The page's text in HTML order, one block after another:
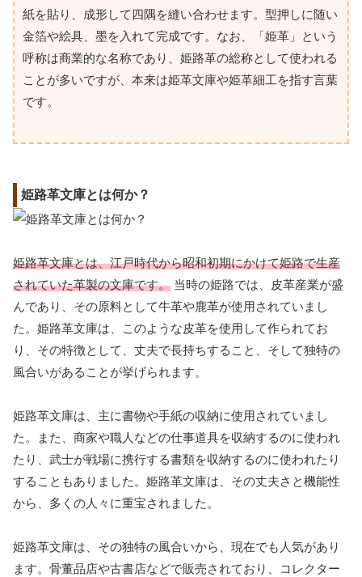
紙を貼り、成形して四隅を縫い合わせます。型押しに随い
金箔や絵具、墨を入れて完成です。なお、「姫革」という
呼称は商業的な名称であり、姫路革の総称として使われる
ことが多いですが、本来は姫革文庫や姫革細工を指す言葉
です。
姫路革文庫とは何か？
姫路革文庫とは、江戸時代から昭和初期にかけて姫路で生産
されていた革製の文庫です。 当時の姫路では、皮革産業が盛
んであり、その原料として牛革や鹿革が使用されていまし
た。姫路革文庫は、このような皮革を使用して作られてお
り、その特徴として、丈夫で長持ちすること、そして独特の
風合いがあることが挙げられます。
姫路革文庫は、主に書物や手紙の収納に使用されていまし
た。また、商家や職人などの仕事道具を収納するのに使われ
たり、武士が戦場に携行する書類を収納するのに使われたり
することもありました。姫路革文庫は、その丈夫さと機能性
から、多くの人々に重宝されました。
姫路革文庫は、その独特の風合いから、現在でも人気があり
ます。骨董品店や古書店などで販売されており、コレクター